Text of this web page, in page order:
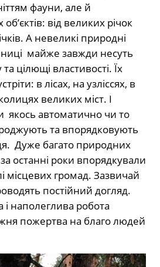
фауни, але й
від великих річок
А невеликі природні
майже завжди несуть
цілющі властивості. Їх
в лісах, на узліссях, в
великих міст. І
якось автоматично чи то
та впорядковують
Дуже багато природних
останні роки впорядкували
місцевих громад. Зазвичай
постійний догляд.
і наполеглива робота
пожертва на благо людей